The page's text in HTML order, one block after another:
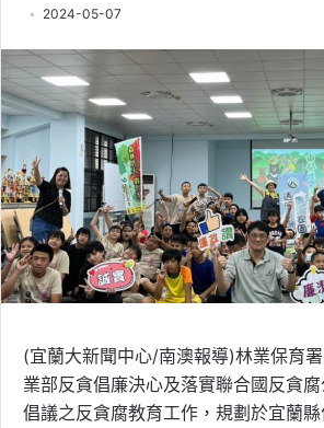
2024-05-07
(宜蘭大新聞中心/南澳報導)林業保育
業部反貪倡廉決心及落實聯合國反貪
倡議之反貪腐教育工作，規劃於宜蘭